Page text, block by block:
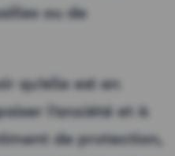
ou de
qu’elle est en
l’anxiété et à
de protection,